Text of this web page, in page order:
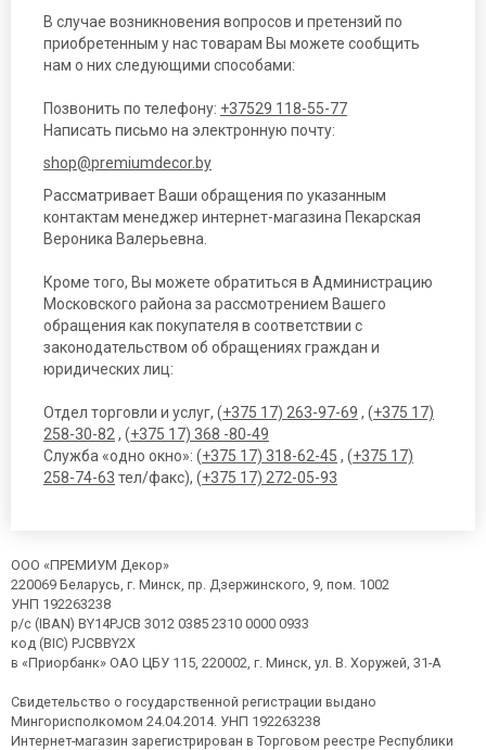
В случае возникновения вопросов и претензий по
приобретенным у нас товарам Вы можете сообщить
нам о них следующими способами:
Позвонить по телефону: +37529 118-55-77
Написать письмо на электронную почту:
shop@premiumdecor.by
Рассматривает Ваши обращения по указанным
контактам менеджер интернет-магазина Пекарская
Вероника Валерьевна.
Кроме того, Вы можете обратиться в Администрацию
Московского района за рассмотрением Вашего
обращения как покупателя в соответствии с
законодательством об обращениях граждан и
юридических лиц:
Отдел торговли и услуг, (+375 17) 263-97-69 , (+375 17)
258-30-82 , (+375 17) 368 -80-49
Служба «одно окно»: (+375 17) 318-62-45 , (+375 17)
258-74-63 тел/факс), (+375 17) 272-05-93
ООО «ПРЕМИУМ Декор»
220069 Беларусь, г. Минск, пр. Дзержинского, 9, пом. 1002
УНП 192263238
р/с (IBAN) BY14PJCB 3012 0385 2310 0000 0933
код (BIC) PJCBBY2X
в «Приорбанк» ОАО ЦБУ 115, 220002, г. Минск, ул. В. Хоружей, 31-А
Свидетельство о государственной регистрации выдано
Мингорисполкомом 24.04.2014. УНП 192263238
Интернет-магазин зарегистрирован в Торговом реестре Республики